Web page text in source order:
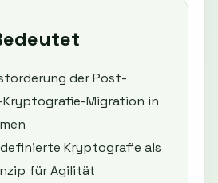
der Post-
Kryptografie-Migration in
Kryptografie als
für Agilität